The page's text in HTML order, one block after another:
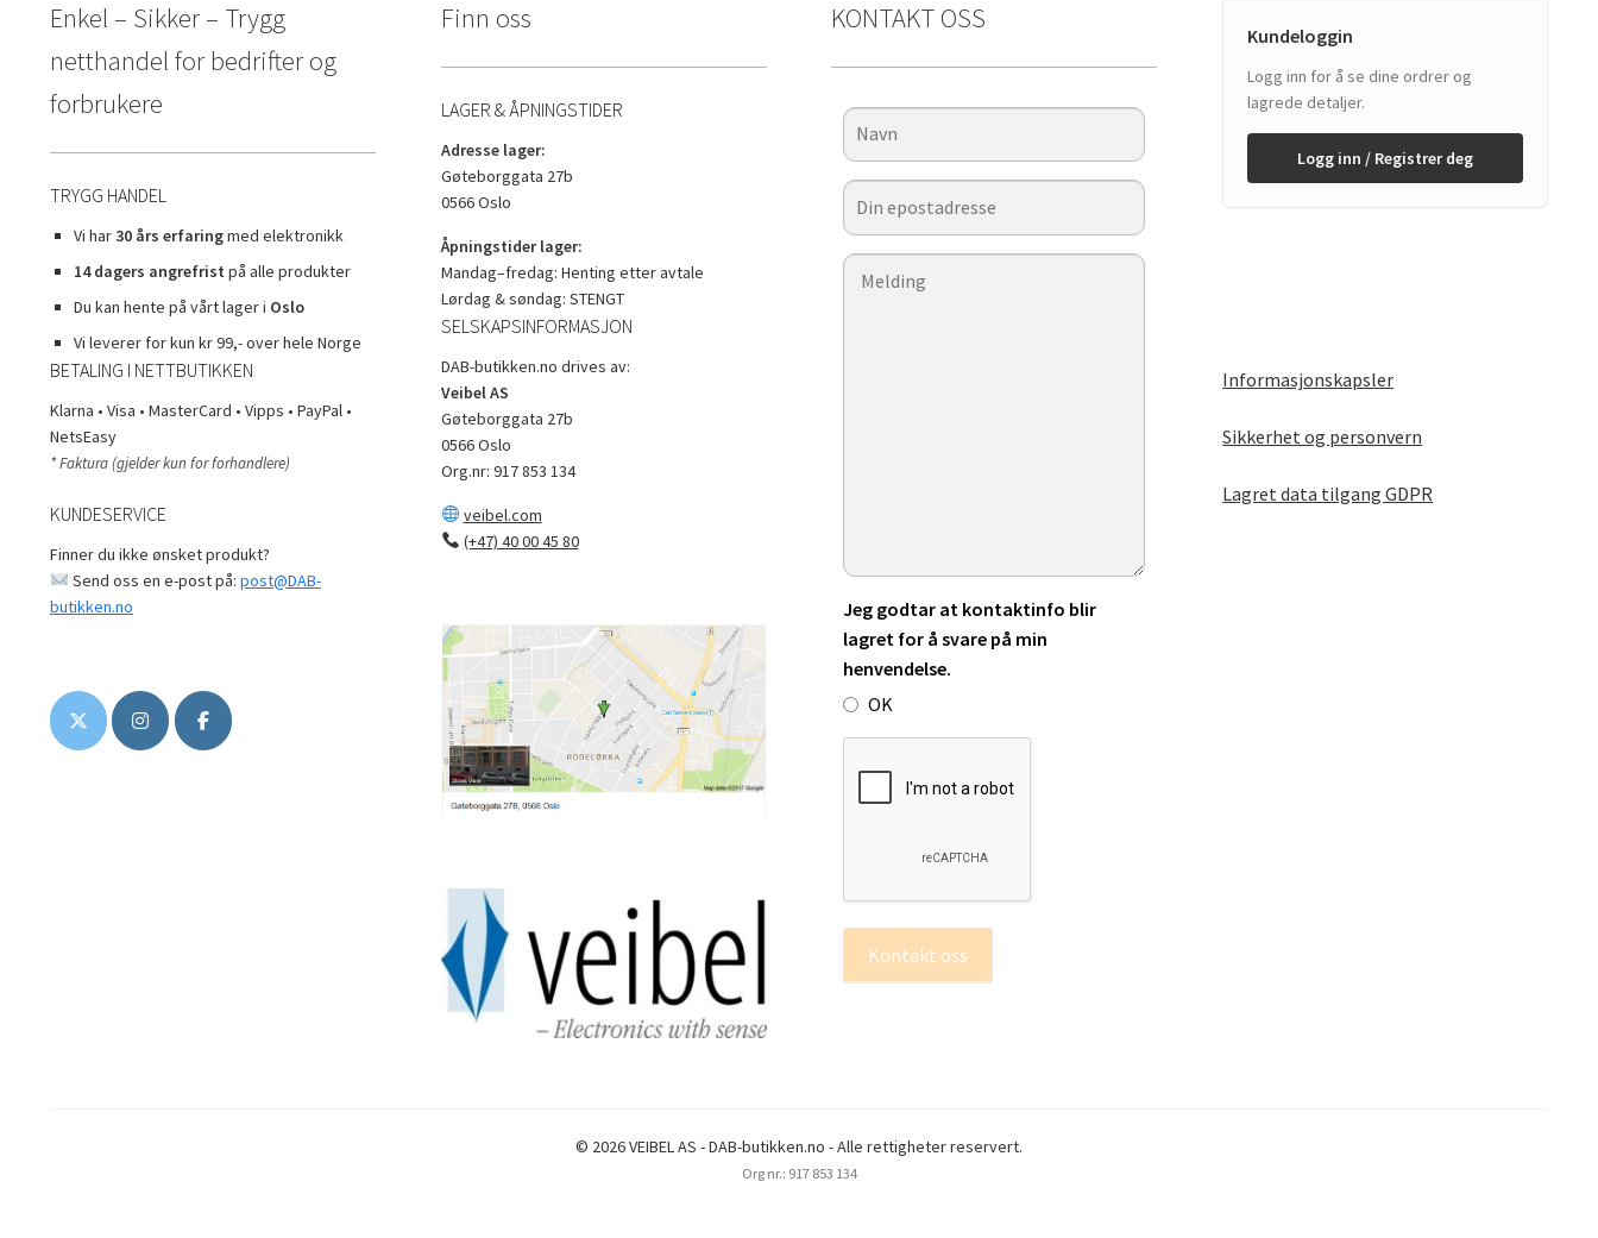
Enkel – Sikker – Trygg
netthandel for bedrifter og
forbrukere
TRYGG HANDEL
Vi har30 års erfaringmed elektronikk
14 dagers angrefrist på alle produkter
Du kan hente på vårt lager i Oslo
Vi leverer for kun kr 99,- over hele Norge
BETALING I NETTBUTIKKEN
Klarna • Visa • MasterCard • Vipps • PayPal •
NetsEasy
* Faktura (gjelder kun for forhandlere)
KUNDESERVICE
Finner du ikke ønsket produkt?
Send oss en e-post på: post@DAB-
butikken.no
Finn oss
LAGER & ÅPNINGSTIDER
Adresse lager:
Gøteborggata 27b
0566 Oslo
Åpningstider lager:
Mandag–fredag: Henting etter avtale
Lørdag & søndag: STENGT
SELSKAPSINFORMASJON
DAB-butikken.no drives av:
Veibel AS
Gøteborggata 27b
0566 Oslo
Org.nr: 917 853 134
veibel.com
(+47) 40 00 45 80
KONTAKT OSS
Jeg godtar at kontaktinfo blir
lagret for å svare på min
henvendelse.
OK
Kontakt oss
Kundeloggin
Logg inn for å se dine ordrer og
lagrede detaljer.
Logg inn / Registrer deg
Informasjonskapsler
Sikkerhet og personvern
Lagret data tilgang GDPR
© 2026 VEIBEL AS - DAB-butikken.no - Alle rettigheter reservert.
Org nr.: 917 853 134